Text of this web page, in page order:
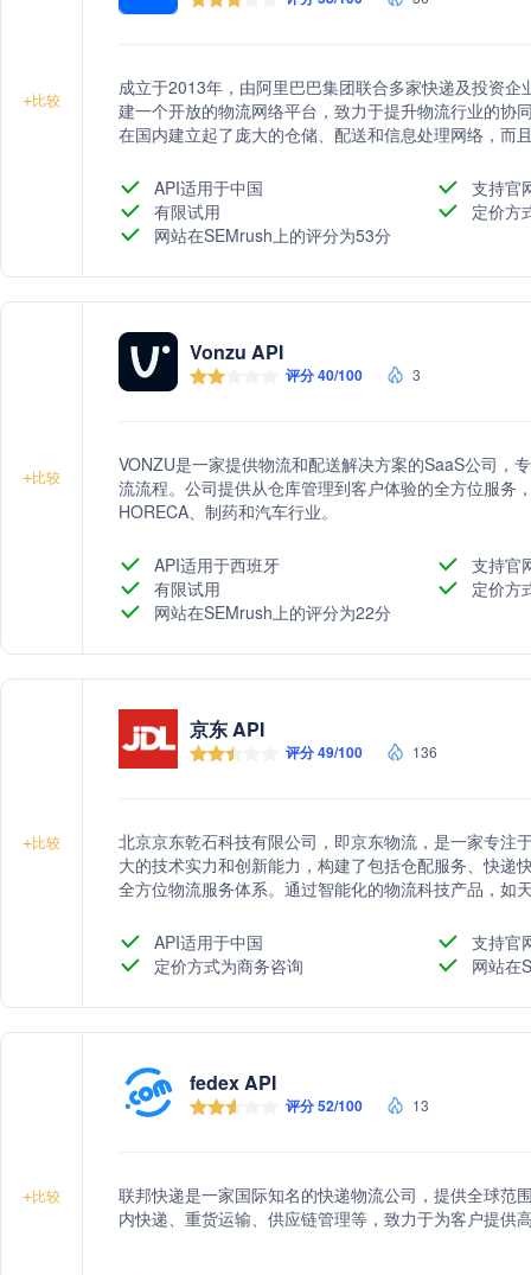
+比较
成立于2013年，由阿里巴巴集团联合多家快递及投资
建一个开放的物流网络平台，致力于提升物流行业的协
在国内建立起了庞大的仓储、配送和信息处理网络，而
域的竞争力。此外，菜鸟网络还不断探索物流科技的前
个物流行业的升级变革。菜鸟网络也积极履行社会责任
会和客户创造更大价值。
API适用于中国
支持官
有限试用
定价方
网站在SEMrush上的评分为53分
+比较
Vonzu API
评分 40/100 3
VONZU是一家提供物流和配送解决方案的SaaS公司，
流流程。公司提供从仓库管理到客户体验的全方位服务
HORECA、制药和汽车行业。
API适用于西班牙
支持官
有限试用
定价方
网站在SEMrush上的评分为22分
+比较
京东 API
评分 49/100 136
北京京东乾石科技有限公司，即京东物流，是一家专注
大的技术实力和创新能力，构建了包括仓配服务、快递
全方位物流服务体系。通过智能化的物流科技产品，如
的供应链解决方案提供商。
API适用于中国
支持官
定价方式为商务咨询
网站在
+比较
fedex API
评分 52/100 13
联邦快递是一家国际知名的快递物流公司，提供全球范
内快递、重货运输、供应链管理等，致力于为客户提供